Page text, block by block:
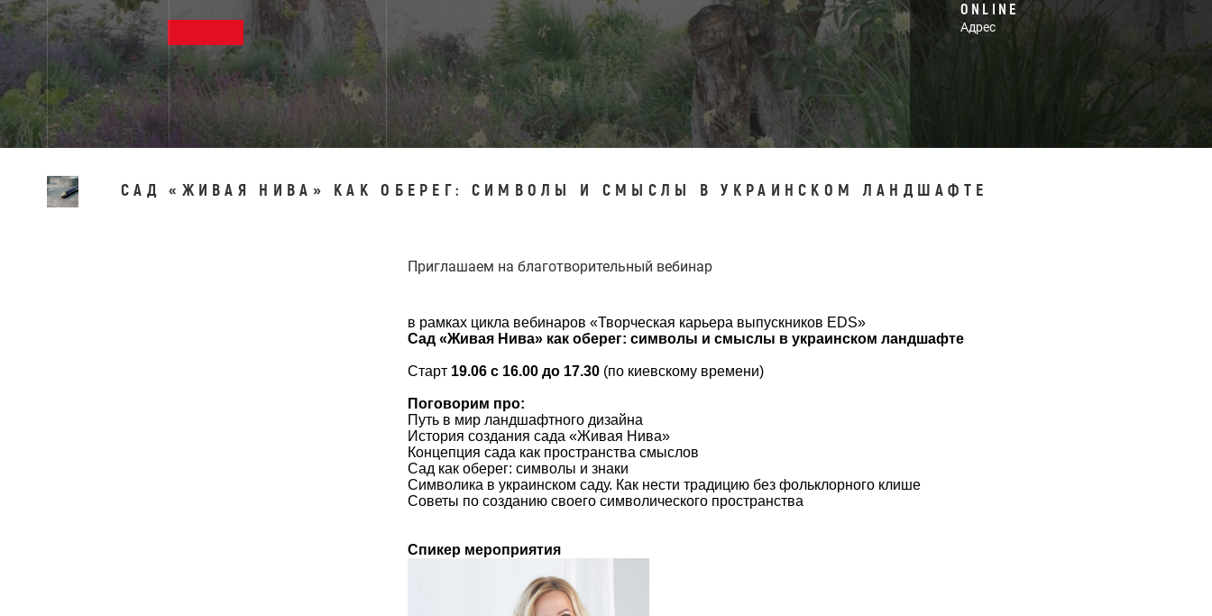
ONLINE
Адрес
САД «ЖИВАЯ НИВА» КАК ОБЕРЕГ: СИМВОЛЫ И СМЫСЛЫ В УКРАИНСКОМ ЛАНДШАФТЕ
Приглашаем на благотворительный вебинар
в рамках цикла вебинаров «Творческая карьера выпускников EDS»
Сад «Живая Нива» как оберег: символы и смыслы в украинском ландшафте
Старт 19.06 с 16.00 до 17.30 (по киевскому времени)
Поговорим про:
Путь в мир ландшафтного дизайна
История создания сада «Живая Нива»
Концепция сада как пространства смыслов
Сад как оберег: символы и знаки
Символика в украинском саду. Как нести традицию без фольклорного клише
Советы по созданию своего символического пространства
Спикер мероприятия